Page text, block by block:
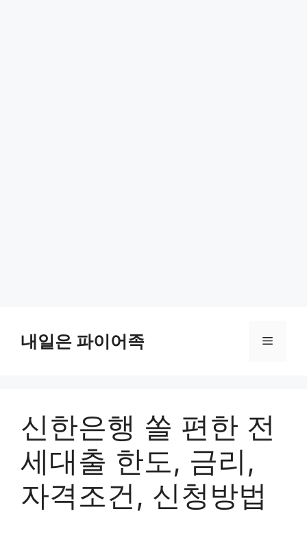
content내일은 파이어족 Menu
신한은행 쏠 편한 전
세대출 한도, 금리,
자격조건, 신청방법